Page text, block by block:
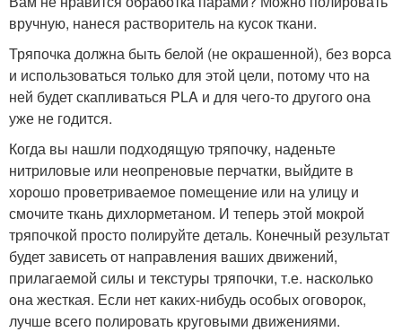
вручную, нанеся растворитель на кусок ткани.
Тряпочка должна быть белой (не окрашенной), без ворса
и использоваться только для этой цели, потому что на
ней будет скапливаться PLA и для чего-то другого она
уже не годится.
Когда вы нашли подходящую тряпочку, наденьте
нитриловые или неопреновые перчатки, выйдите в
хорошо проветриваемое помещение или на улицу и
смочите ткань дихлорметаном. И теперь этой мокрой
тряпочкой просто полируйте деталь. Конечный результат
будет зависеть от направления ваших движений,
прилагаемой силы и текстуры тряпочки, т.е. насколько
она жесткая. Если нет каких-нибудь особых оговорок,
лучше всего полировать круговыми движениями.